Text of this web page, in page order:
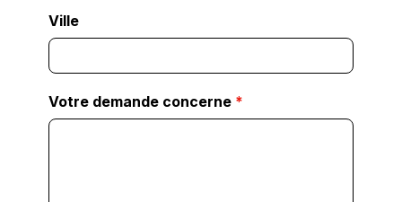
Ville
Votre demande concerne *